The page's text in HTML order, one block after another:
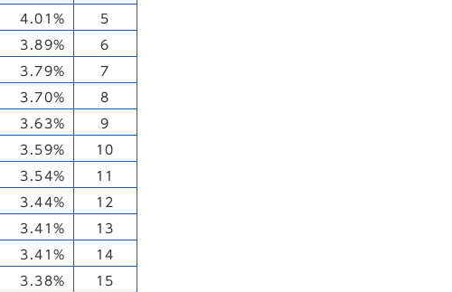
4.01% 5
3.89% 6
3.79% 7
3.70% 8
3.63% 9
3.59% 10
3.54% 11
3.44% 12
3.41% 13
3.41% 14
3.38% 15